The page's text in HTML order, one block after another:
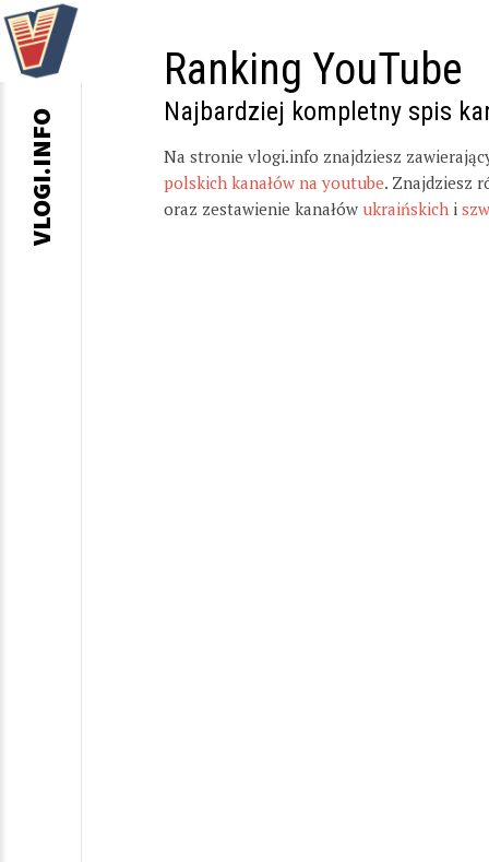
Ranking YouTube
Najbardziej kompletny spis
Na stronie vlogi.info znajdziesz
polskich kanałów na youtube. Znajdziesz
oraz zestawienie kanałów ukraińskich i
VLOGI.INFO